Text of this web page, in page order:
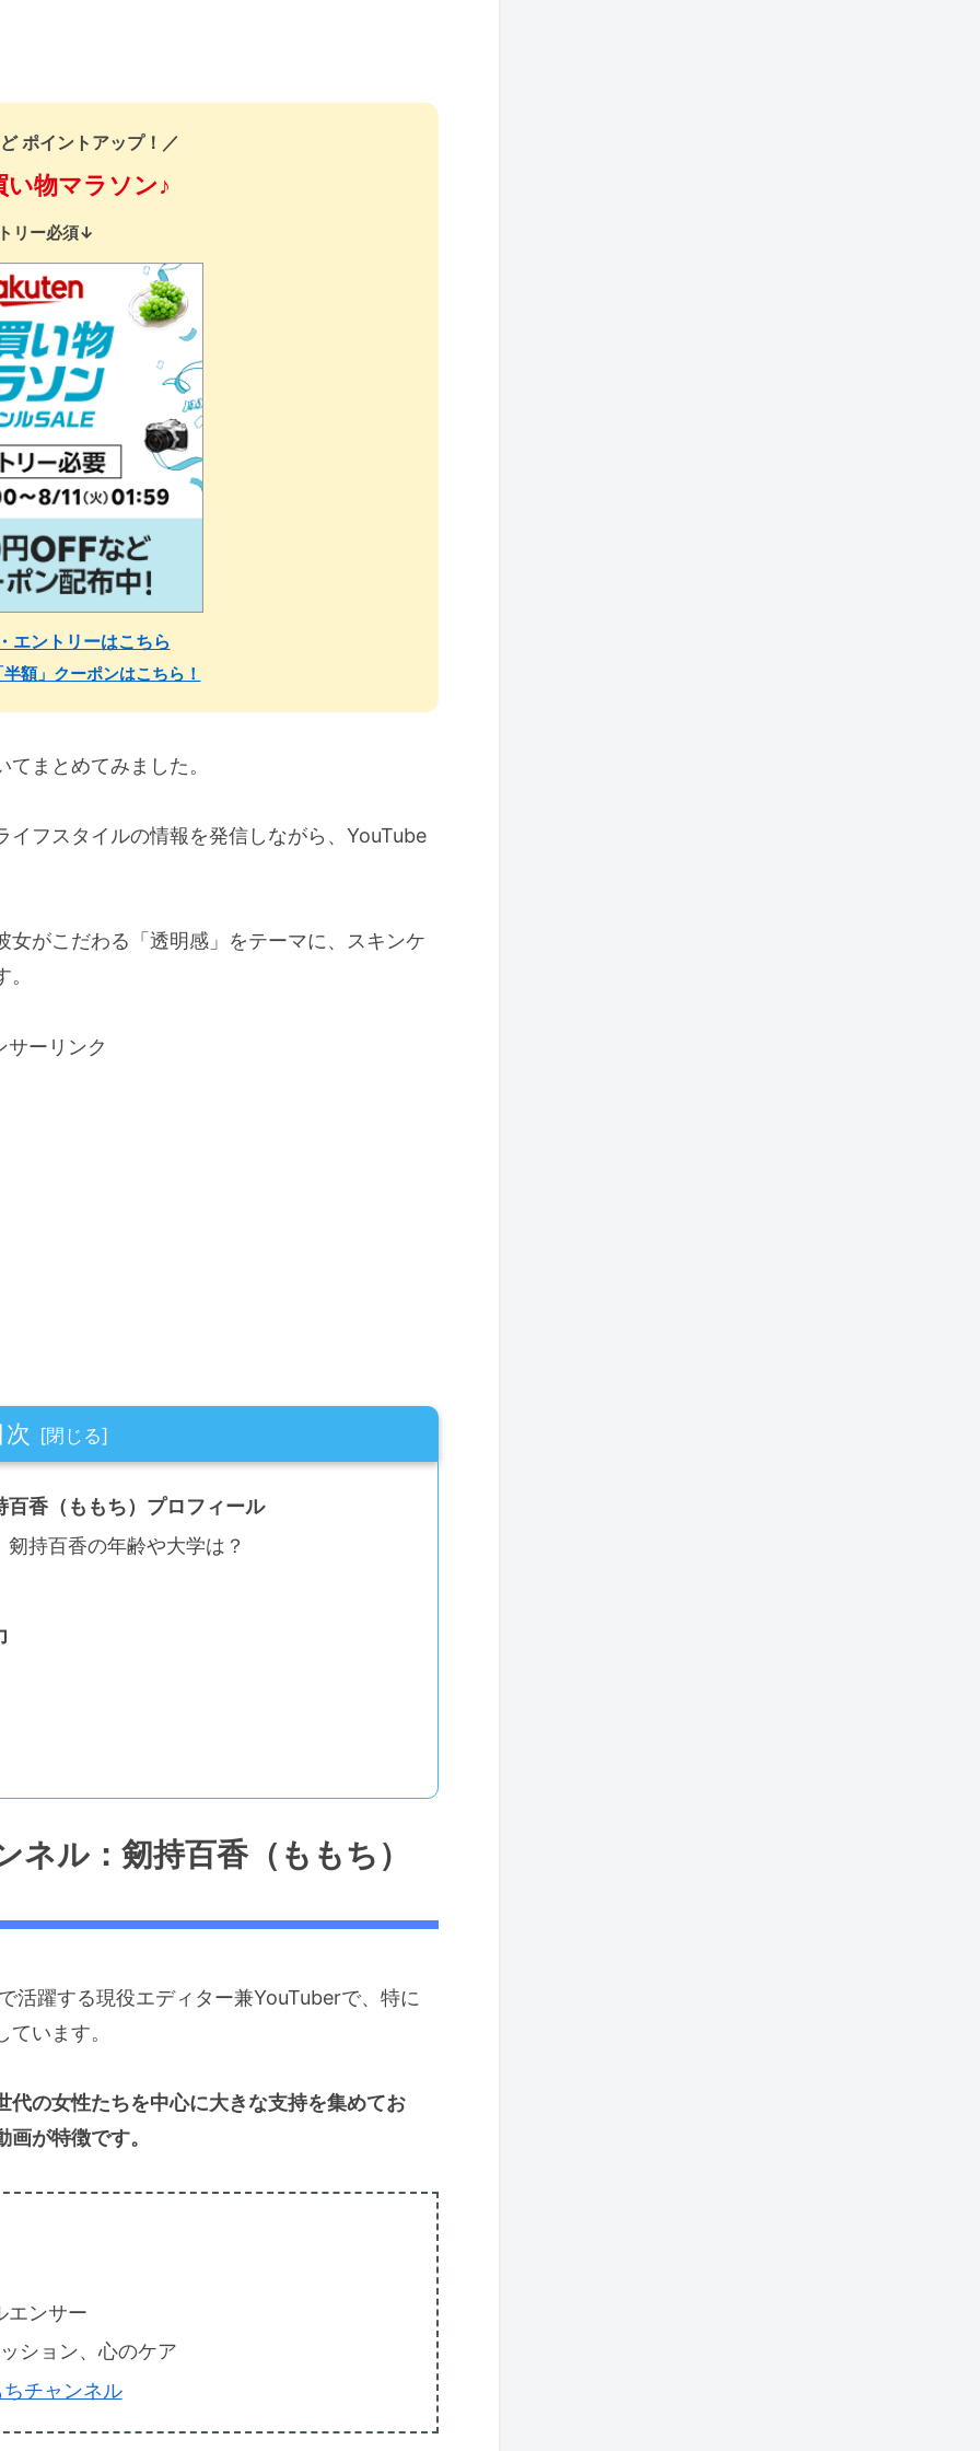
ポイントアップ！／
物マラソン♪
リー必須↓
エントリーはこちら
額」クーポンはこちら！
まとめてみました。
フスタイルの情報を発信しながら、YouTube
がこだわる「透明感」をテーマに、スキンケ
サーリンク
次
香（ももち）プロフィール
持百香の年齢や大学は？
ル：剱持百香（ももち）
活躍する現役エディター兼YouTuberで、特に
います。
の女性たちを中心に大きな支持を集めてお
が特徴です。
エンサー
ション、心のケア
チャンネル